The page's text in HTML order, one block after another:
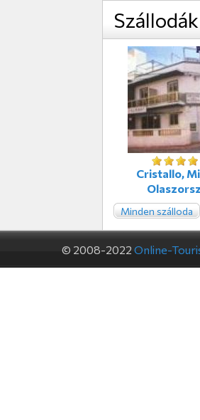
Szállodák
Cristallo,
Minden szálloda
© 2008-2022 Online-